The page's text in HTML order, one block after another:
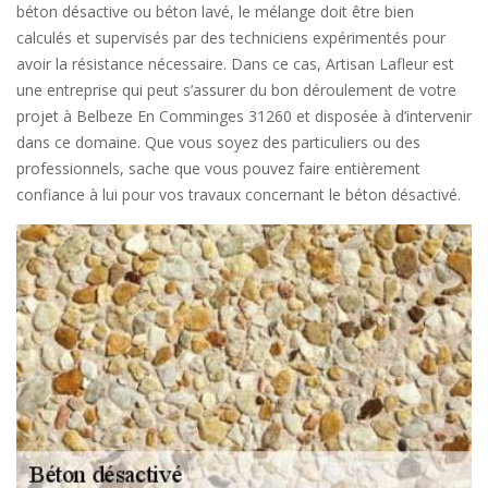
béton désactive ou béton lavé, le mélange doit être bien
calculés et supervisés par des techniciens expérimentés pour
avoir la résistance nécessaire. Dans ce cas, Artisan Lafleur est
une entreprise qui peut s’assurer du bon déroulement de votre
projet à Belbeze En Comminges 31260 et disposée à d’intervenir
dans ce domaine. Que vous soyez des particuliers ou des
professionnels, sache que vous pouvez faire entièrement
confiance à lui pour vos travaux concernant le béton désactivé.